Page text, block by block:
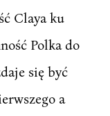
Claya ku
Polka do
się być
a